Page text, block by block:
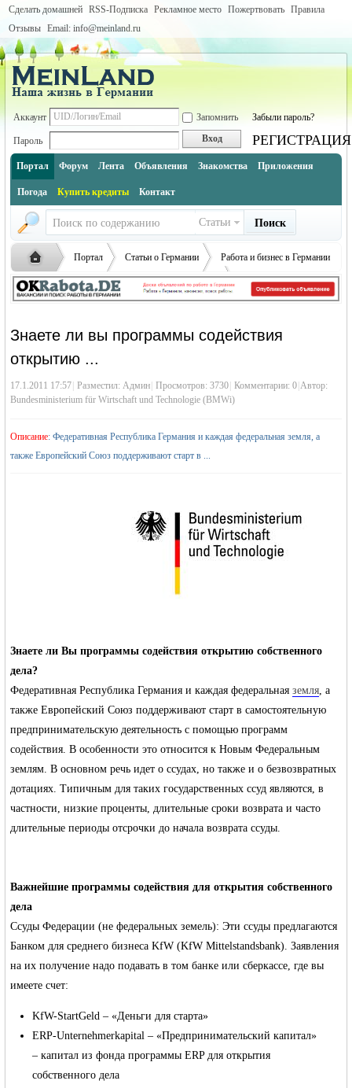
Сделать домашней RSS-Подписка Рекламное место Пожертвовать Правила
Отзывы Email: info@meinland.ru
Аккаунт Запомнить Забыли пароль?
Пароль Вход РЕГИСТРАЦИЯ
Портал Форум Лента Объявления Знакомства Приложения
Погода Купить кредиты Контакт
Статьи Поиск
Германии -
MEINLAND.
Портал Статьи о Германии Работа и бизнес в Германии
›
Просмотр статьи
Знаете ли вы программы содействия
открытию ...
17.1.2011 17:57 Разместил:Админ Просмотров: 3730 Комментарии: 0 Автор:
Bundesministerium für Wirtschaft und Technologie (BMWi)
Описание: Федеративная Республика Германия и каждая федеральная земля, а
также Европейский Союз поддерживают старт в ...
Знаете ли Вы программы содействия открытию собственного
дела?
Федеративная Республика Германия и каждая федеральнаяземля, а
также Европейский Союз поддерживают старт в самостоятельную
предпринимательскую деятельность с помощью программ
содействия. В особенности это относится к Новым Федеральным
землям. В основном речь идет о ссудах, но также и о безвозвратных
дотациях. Типичным для таких государственных ссуд являются, в
частности, низкие проценты, длительные сроки возврата и часто
длительные периоды отсрочки до начала возврата ссуды.
Важнейшие программы содействия для открытия собственного
дела
Ссуды Федерации (не федеральных земель): Эти ссуды предлагаются
Банком для среднего бизнеса KfW (KfW Mittelstandsbank). Заявления
на их получение надо подавать в том банке или сберкассе, где вы
имеете счет:
KfW-StartGeld – «Деньги для старта»
ERP-Unternehmerkapital – «Предпринимательский капитал»
– капитал из фонда программы ERP для открытия
собственного дела